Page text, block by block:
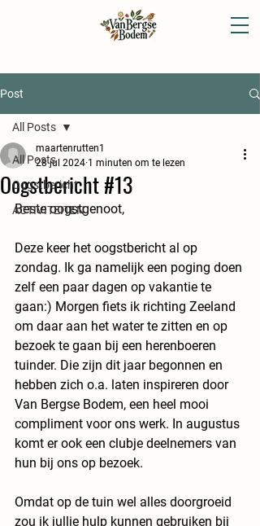
Post
All Posts
Oogstbericht
ACTIVITEITEN
All Posts
Oogstbericht #13
maartenrutten1
28 jul 2024 1 minuten om te lezen
Beste oogstgenoot,
Deze keer het oogstbericht al op
zondag. Ik ga namelijk een poging doen
zelf een paar dagen op vakantie te
gaan:) Morgen fiets ik richting Zeeland
om daar aan het water te zitten en op
bezoek te gaan bij een herenboeren
tuinder. Die zijn dit jaar begonnen en
hebben zich o.a. laten inspireren door
Van Bergse Bodem, een heel mooi
compliment voor ons werk. In augustus
komt er ook een clubje deelnemers van
hun bij ons op bezoek.
Omdat op de tuin wel alles doorgroeid
zou ik jullie hulp kunnen gebruiken bij